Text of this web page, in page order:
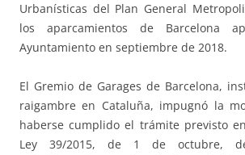
Urbanísticas del Plan General
los aparcamientos de Barcelona
Ayuntamiento en septiembre de 2018.
El Gremio de Garages de Barcelona,
raigambre en Cataluña, impugnó la
haberse cumplido el trámite previsto
Ley 39/2015, de 1 de octubre,